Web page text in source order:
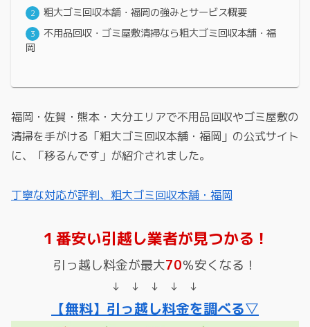
粗大ゴミ回収本舗・福岡の強みとサービス概要
不用品回収・ゴミ屋敷清掃なら粗大ゴミ回収本舗・福
岡
福岡・佐賀・熊本・大分エリアで不用品回収やゴミ屋敷の
清掃を手がける「粗大ゴミ回収本舗・福岡」の公式サイト
に、「移るんです」が紹介されました。
丁寧な対応が評判、粗大ゴミ回収本舗・福岡
１番安い引越し業者が見つかる！
引っ越し料金が最大70％安くなる！
↓ ↓ ↓ ↓ ↓
【無料】引っ越し料金を調べる▽